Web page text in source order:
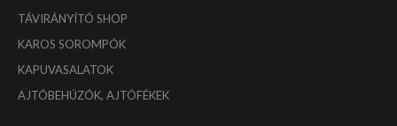
TÁVIRÁNYÍTÓ SHOP
KAROS SOROMPÓK
KAPUVASALATOK
AJTÓBEHÚZÓK, AJTÓFÉKEK